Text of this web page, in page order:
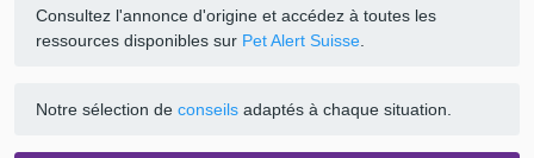
Consultez l'annonce d'origine et accédez à toutes les
ressources disponibles sur Pet Alert Suisse
Notre sélection deconseils adaptés à chaque situation.